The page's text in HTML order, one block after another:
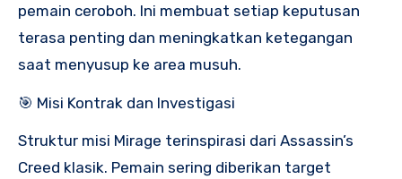
pemain ceroboh. Ini membuat setiap keputusan
terasa penting dan meningkatkan ketegangan
saat menyusup ke area musuh.
🎯 Misi Kontrak dan Investigasi
Struktur misi Mirage terinspirasi dari Assassin’s
Creed klasik. Pemain sering diberikan target